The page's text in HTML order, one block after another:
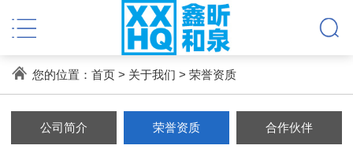
您的位置： 首页> 关于我们 > 荣誉资质
公司简介 荣誉资质 合作伙伴